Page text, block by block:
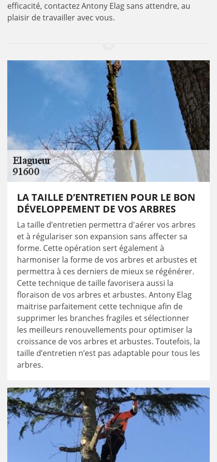
efficacité, contactez Antony Elag sans attendre, au
plaisir de travailler avec vous.
LA TAILLE D’ENTRETIEN POUR LE BON
DÉVELOPPEMENT DE VOS ARBRES
La taille d’entretien permettra d'aérer vos arbres
et à régulariser son expansion sans affecter sa
forme. Cette opération sert également à
harmoniser la forme de vos arbres et arbustes et
permettra à ces derniers de mieux se régénérer.
Cette technique de taille favorisera aussi la
floraison de vos arbres et arbustes. Antony Elag
maitrise parfaitement cette technique afin de
supprimer les branches fragiles et sélectionner
les meilleurs renouvellements pour optimiser la
croissance de vos arbres et arbustes. Toutefois, la
taille d’entretien n’est pas adaptable pour tous les
arbres.